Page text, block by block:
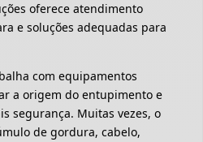
oferece atendimento
e soluções adequadas para
com equipamentos
a origem do entupimento e
segurança. Muitas vezes, o
de gordura, cabelo,